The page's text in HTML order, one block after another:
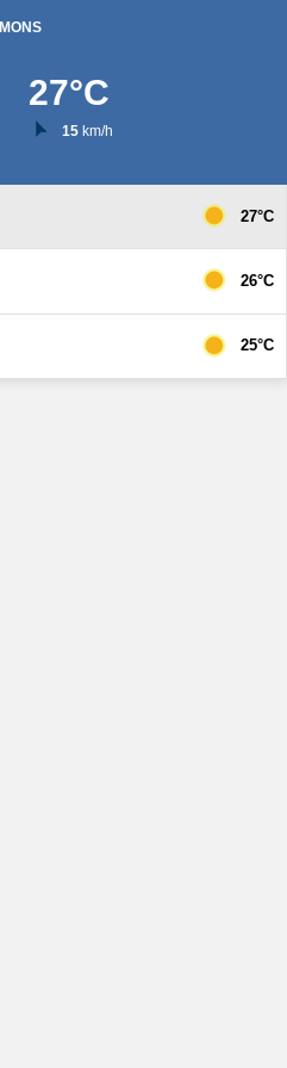
MONS
27°C
15km/h
27°C
26°C
25°C